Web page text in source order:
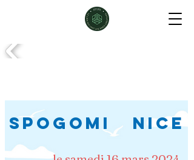
SPOGOMI Nice